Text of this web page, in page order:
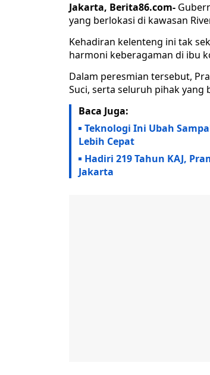
Jakarta, Berita86.com-
yang berlokasi di kawasan
Kehadiran kelenteng ini tak
harmoni keberagaman di ibu
Dalam peresmian tersebut,
Suci, serta seluruh pihak
Baca Juga:
Teknologi Ini Ubah
Lebih Cepat
Hadiri 219 Tahun KAJ,
Jakarta